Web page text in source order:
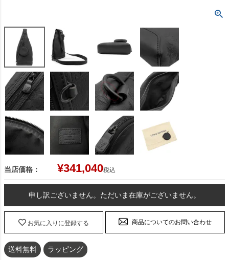
当店価格： ¥341,040税込
申し訳ございません。ただいま在庫がございません。
お気に入りに登録する 商品についてのお問い合わせ
送料無料 ラッピング